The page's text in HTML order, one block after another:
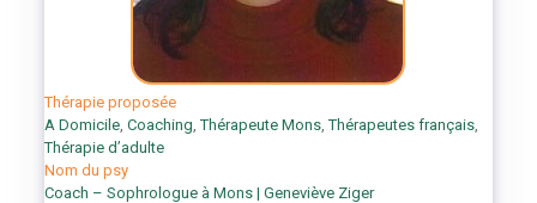
Nom du psy
Coach – Sophrologue à Mons | Geneviève Ziger
Thérapie proposée
A Domicile, Coaching,Thérapeute Mons,Thérapeutes français,
Thérapie d’adulte